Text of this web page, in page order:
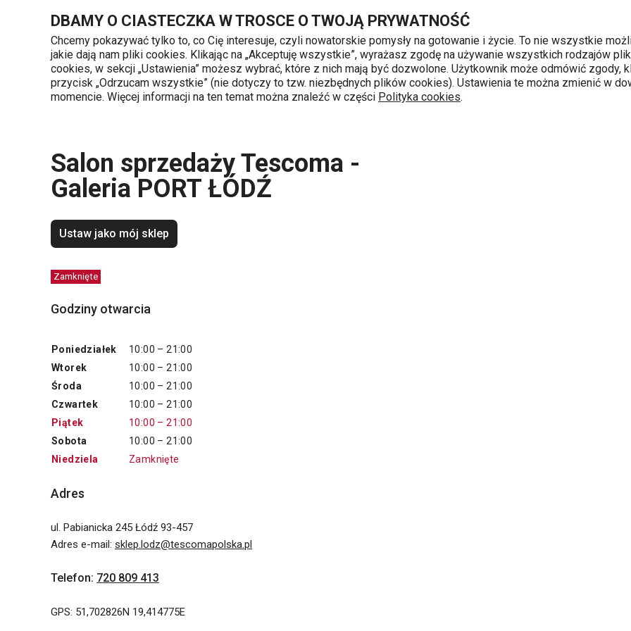
DBAMY O CIASTECZKA W TROSCE O TWOJĄ PRYWATNOŚĆ
Chcemy pokazywać tylko to, co Cię interesuje, czyli nowatorskie pomysły na gotowanie i życie. To nie wszystkie
jakie dają nam pliki cookies. Klikając na „Akceptuję wszystkie”, wyrażasz zgodę na używanie wszystkich rodzajów
cookies, w sekcji „Ustawienia” możesz wybrać, które z nich mają być dozwolone. Użytkownik może odmówić zgody,
przycisk „Odrzucam wszystkie” (nie dotyczy to tzw. niezbędnych plików cookies). Ustawienia te można zmienić w
momencie. Więcej informacji na ten temat można znaleźć w części Polityka cookies.
Przejdź do głównej zawartości
Przejdź do wyszukiwania
Przejdź do nawigacji
Kategorie produktów 720 809 700
Poniedziałek - piątek od 8 do 16
Salon sprzedaży Tescoma -
Galeria PORT ŁÓDŹ
Ustaw jako mój sklep
Zamknięte
Godziny otwarcia
Poniedziałek
10:00 – 21:00
Wtorek
10:00 – 21:00
Środa
10:00 – 21:00
Czwartek
10:00 – 21:00
Piątek
10:00 – 21:00
Sobota
10:00 – 21:00
Niedziela
Zamknięte
Adres
ul. Pabianicka 245 Łódź 93-457
Adres e-mail: sklep.lodz@tescomapolska.pl
Telefon: 720 809 413
GPS: 51,702826N 19,414775E